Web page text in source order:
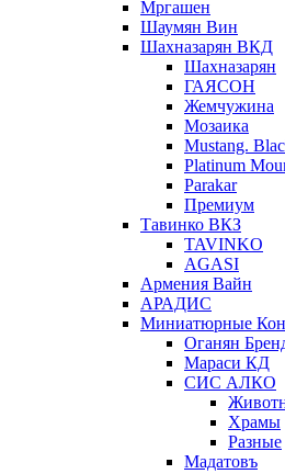
Мргашен
Шаумян Вин
Шахназарян ВКД
Шахназарян
ГАЯСОН
Жемчужина
Мозаика
Mustang.
Platinum
Parakar
Премиум
Тавинко ВКЗ
TAVINKO
AGASI
Армения Вайн
АРАДИС
Миниатюрные
Оганян
Мараси КД
СИС АЛКО
Храмы
Разные
Мадатовъ